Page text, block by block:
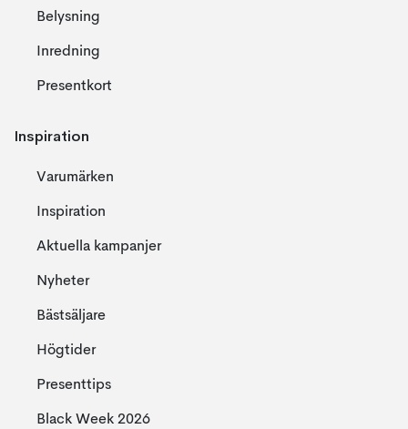
Belysning
Inredning
Presentkort
Inspiration
Varumärken
Inspiration
Aktuella kampanjer
Nyheter
Bästsäljare
Högtider
Presenttips
Black Week 2026